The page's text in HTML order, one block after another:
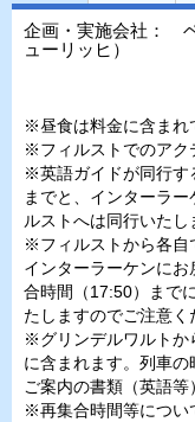
企画・実施会社：
ューリッヒ）
※昼食は料金に含まれ
※フィルストでのアク
※英語ガイドが同行す
までと、インターラ
ルストへは同行いたし
※フィルストから各自
インターラーケンに
合時間（17:50）まで
たしますのでご注意く
※グリンデルワルトか
に含まれます。列車
ご案内の書類（英語等
※再集合時間等につい